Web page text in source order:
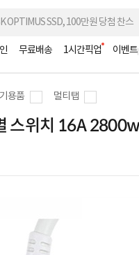
무료배송 1시간픽업 이벤트
용품 멀티탭
스위치 16A